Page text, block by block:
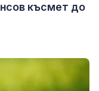
късмет до